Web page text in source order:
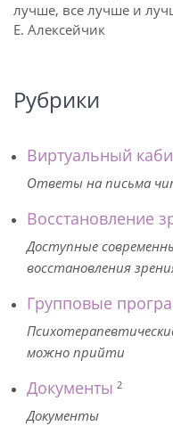
лучше, все лучше и
Е. Алексейчик
Рубрики
Виртуальный
Ответы на письма
Восстановление
Доступные
восстановления
Групповые
можно прийти
Документы 2
Документы